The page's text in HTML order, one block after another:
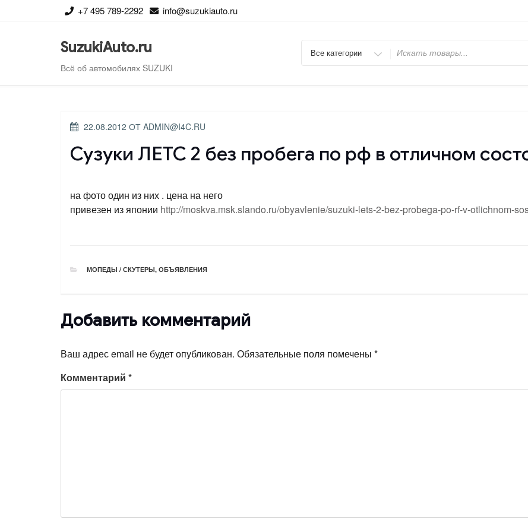
+7 495 789-2292 info@suzukiauto.ru
SuzukiAuto.ru
Всё об автомобилях SUZUKI
Искать
ОПУБЛИКОВАНО
22.08.2012 ОТ ADMIN@I4C.RU
Сузуки ЛЕТС 2 без пробега по рф в отличном
на фото один из них . цена на него
привезен из японии http://moskva.msk.slando.ru/obyavlenie/suzuki-lets-2-bez-probega-po-rf-v-otlichnom-
РУБРИКИ
МОПЕДЫ / СКУТЕРЫ, ОБЪЯВЛЕНИЯ
Добавить комментарий
Ваш адрес email не будет опубликован. Обязательные поля помечены *
Комментарий *